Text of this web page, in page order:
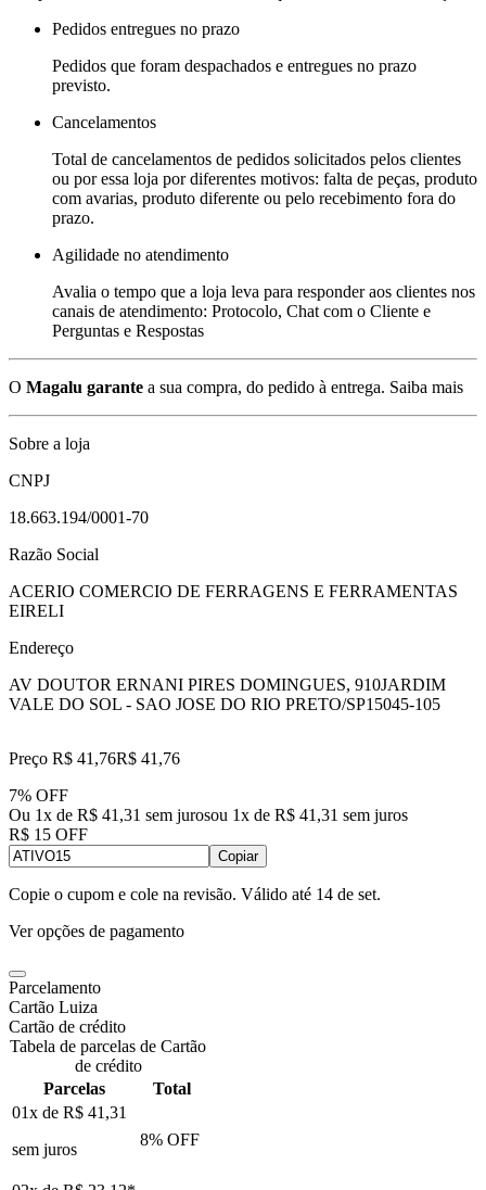
Pedidos entregues no prazo
Pedidos que foram despachados e entregues no prazo
previsto.
Cancelamentos
Total de cancelamentos de pedidos solicitados pelos clientes
ou por essa loja por diferentes motivos: falta de peças, produto
com avarias, produto diferente ou pelo recebimento fora do
prazo.
Agilidade no atendimento
Avalia o tempo que a loja leva para responder aos clientes nos
canais de atendimento: Protocolo, Chat com o Cliente e
Perguntas e Respostas
O Magalu garante a sua compra, do pedido à entrega. Saiba mais
Sobre a loja
CNPJ
18.663.194/0001-70
Razão Social
ACERIO COMERCIO DE FERRAGENS E FERRAMENTAS
EIRELI
Endereço
AV DOUTOR ERNANI PIRES DOMINGUES, 910JARDIM
VALE DO SOL - SAO JOSE DO RIO PRETO/SP15045-105
Preço R$ 41,76R$ 41 ,76
7% OFF
Ou 1x de R$ 41,31 sem jurosou 1x de R$ 41,31 sem juros
R$ 15 OFF
Copiar
Copie o cupom e cole na revisão. Válido até 14 de set.
Ver opções de pagamento
Parcelamento
Cartão Luiza
Cartão de crédito
Tabela de parcelas de Cartão
de crédito
Parcelas
Total
01x de R$ 41,31
sem juros
8% OFF